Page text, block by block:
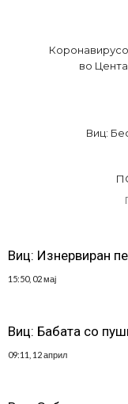
во
Виц:
Виц: Изнервиран
15:50, 02 мај
Виц: Бабата со
09:11, 12 април